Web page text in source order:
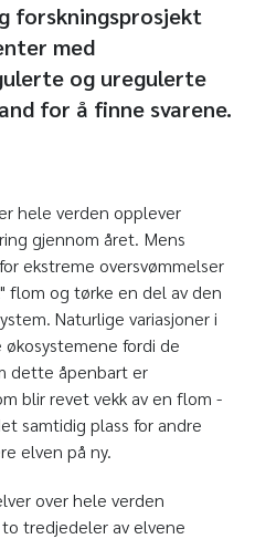
forskningsprosjekt
med
og uregulerte
for å finne svarene.
hele verden opplever
gjennom året. Mens
ekstreme oversvømmelser
flom og tørke en del av den
Naturlige variasjoner i
økosystemene fordi de
dette åpenbart er
blir revet vekk av en flom -
samtidig plass for andre
elven på ny.
over hele verden
tredjedeler av elvene